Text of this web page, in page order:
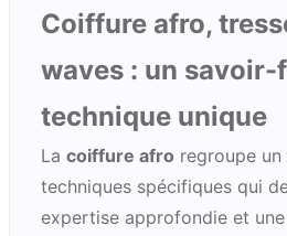
Coiffure afro,
waves : un savoir-
technique unique
La coiffure afro regroupe
techniques spécifiques qui
expertise approfondie et